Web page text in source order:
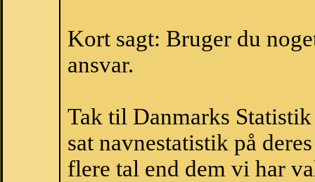
Kort sagt: Bruger du
ansvar.
Tak til Danmarks
sat navnestatistik på
flere tal end dem vi har